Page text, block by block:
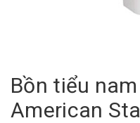
Bồn tiểu
American